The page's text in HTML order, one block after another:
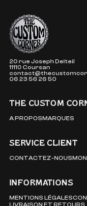
The Custom Corner
20 rue Joseph Delteil
11110 Coursan
06 23 56 26 50
THE CUSTOM
A PROPOSMARQUES
SERVICE CLIENT
CONTACTEZ-NOUS
INFORMATIONS
MENTIONS LÉGALES
LIVRAISON ET RETOURS